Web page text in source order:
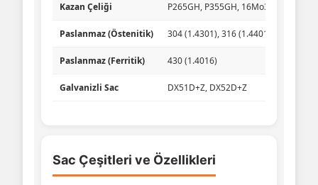
Kazan Çeliği P265GH, P355GH, 16Mo3
Paslanmaz (Östenitik) 304 (1.4301), 316 (1.4401)
Paslanmaz (Ferritik) 430 (1.4016)
Galvanizli Sac DX51D+Z, DX52D+Z
Sac Çeşitleri ve Özellikleri